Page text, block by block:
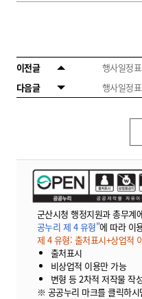
이전글
행사일정
다음글
행사일정
군산시청 행정지원과 총무계
공누리 제 4 유형"에 따라 이
제 4 유형: 출처표시+상업적
출처표시
비상업적 이용만 가능
변형 등 2차적 저작물 작
※ 공공누리 마크를 클릭하